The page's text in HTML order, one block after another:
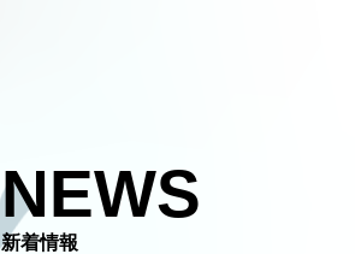
NEWS
新着情報​